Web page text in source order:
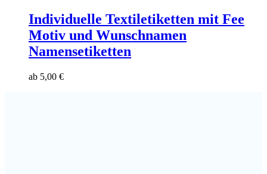
Individuelle Textiletiketten mit Fee
Motiv und Wunschnamen
Namensetiketten
ab 5,00 €